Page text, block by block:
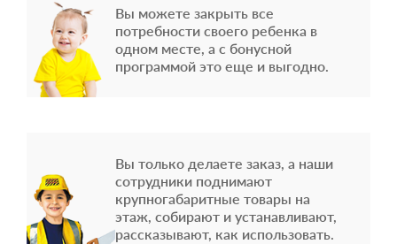
Вы можете закрыть все
потребности своего ребенка в
одном месте, а с бонусной
программой это еще и выгодно.
Вы только делаете заказ, а наши
сотрудники поднимают
крупногабаритные товары на
этаж, собирают и устанавливают,
рассказывают, как использовать.